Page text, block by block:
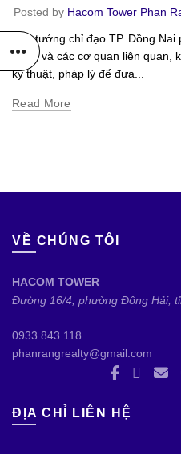
Posted by Hacom Tower Phan
Thủ tướng chỉ đạo TP. Đồng
dựng và các cơ quan liên quan,
kỹ thuật, pháp lý để đưa...
Read More
VỀ CHÚNG TÔI
HACOM TOWER
Đường 16/4, phường Đông Hải,
0933.843.118
phanrangrealty@gmail.com
ĐỊA CHỈ LIÊN HỆ